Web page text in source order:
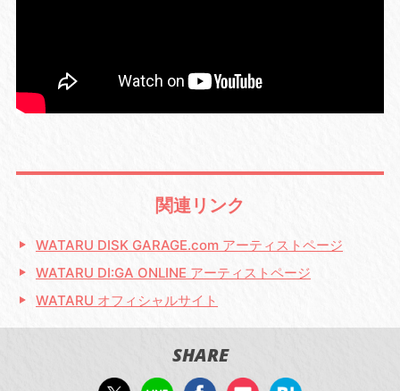
関連リンク
WATARU DISK GARAGE.com アーティストページ
WATARU DI:GA ONLINE アーティストページ
WATARU オフィシャルサイト
SHARE